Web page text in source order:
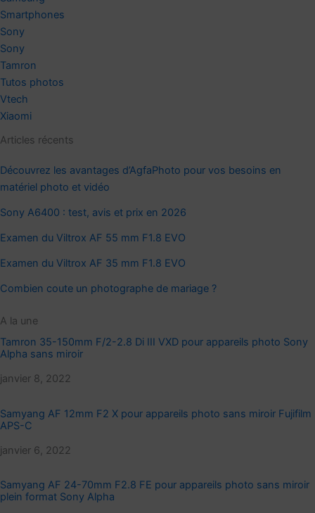
Smartphones
Sony
Sony
Tamron
Tutos photos
Vtech
Xiaomi
Articles récents
Découvrez les avantages d’AgfaPhoto pour vos besoins en
matériel photo et vidéo
Sony A6400 : test, avis et prix en 2026
Examen du Viltrox AF 55 mm F1.8 EVO
Examen du Viltrox AF 35 mm F1.8 EVO
Combien coute un photographe de mariage ?
A la une
Tamron 35-150mm F/2-2.8 Di III VXD pour appareils photo Sony
Alpha sans miroir
Date
janvier 8, 2022
Samyang AF 12mm F2 X pour appareils photo sans miroir Fujifilm
APS-C
Date
janvier 6, 2022
Samyang AF 24-70mm F2.8 FE pour appareils photo sans miroir
plein format Sony Alpha